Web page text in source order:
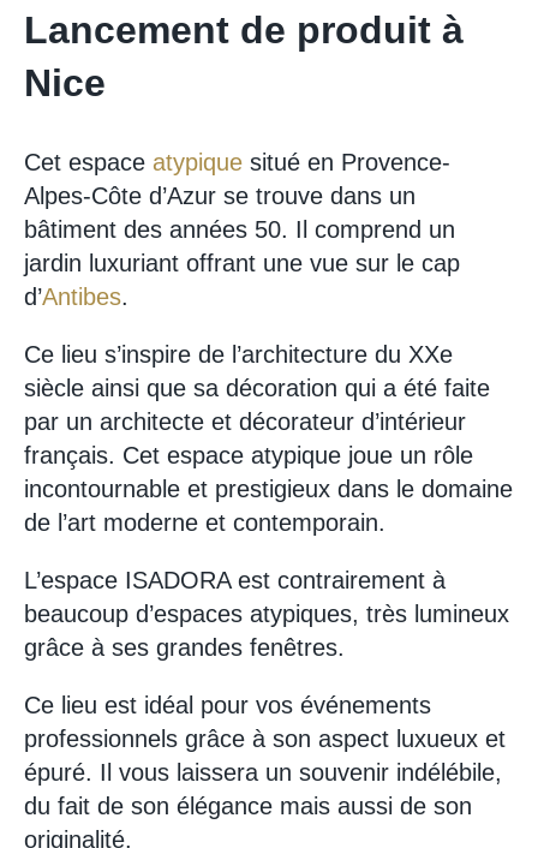
Lancement de produit à
Nice
Cet espace atypique situé en Provence-
Alpes-Côte d’Azur se trouve dans un
bâtiment des années 50. Il comprend un
jardin luxuriant offrant une vue sur le cap
d’Antibes.
Ce lieu s’inspire de l’architecture du XXe
siècle ainsi que sa décoration qui a été faite
par un architecte et décorateur d’intérieur
français. Cet espace atypique joue un rôle
incontournable et prestigieux dans le domaine
de l’art moderne et contemporain.
L’espace ISADORA est contrairement à
beaucoup d’espaces atypiques, très lumineux
grâce à ses grandes fenêtres.
Ce lieu est idéal pour vos événements
professionnels grâce à son aspect luxueux et
épuré. Il vous laissera un souvenir indélébile,
du fait de son élégance mais aussi de son
originalité.